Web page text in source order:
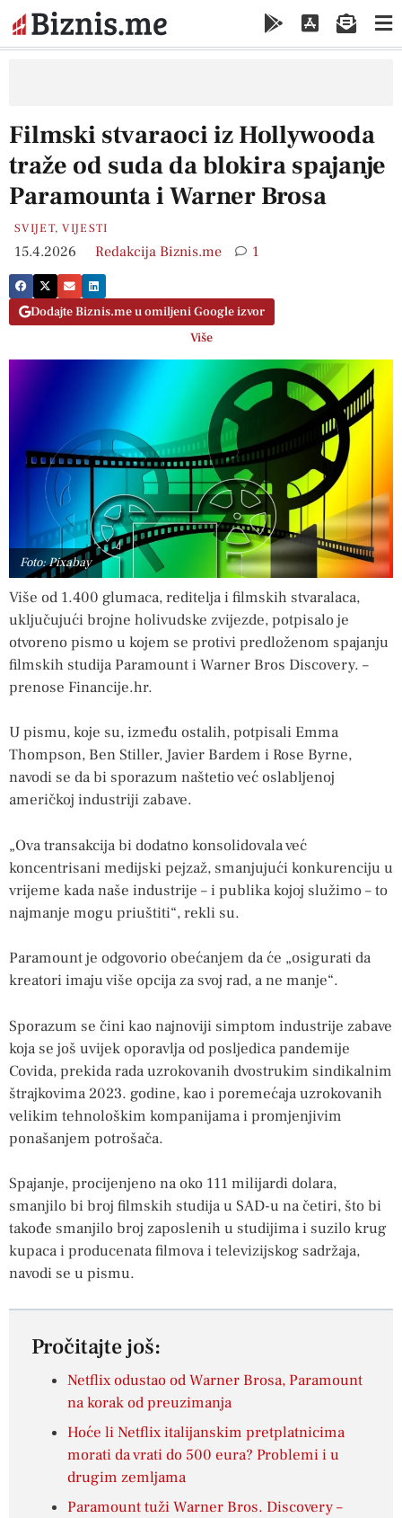
Filmski stvaraoci iz Hollywooda
traže od suda da blokira spajanje
Paramounta i Warner Brosa
SVIJET,VIJESTI
15.4.2026 Redakcija Biznis.me 1
Dodajte Biznis.me u omiljeni Google izvor
Više
Foto: Pixabay
Više od 1.400 glumaca, reditelja i filmskih stvaralaca,
uključujući brojne holivudske zvijezde, potpisalo je
otvoreno pismo u kojem se protivi predloženom spajanju
filmskih studija Paramount i Warner Bros Discovery. –
prenose Financije.hr.
U pismu, koje su, između ostalih, potpisali Emma
Thompson, Ben Stiller, Javier Bardem i Rose Byrne,
navodi se da bi sporazum naštetio već oslabljenoj
američkoj industriji zabave.
„Ova transakcija bi dodatno konsolidovala već
koncentrisani medijski pejzaž, smanjujući konkurenciju u
vrijeme kada naše industrije – i publika kojoj služimo – to
najmanje mogu priuštiti“, rekli su.
Paramount je odgovorio obećanjem da će „osigurati da
kreatori imaju više opcija za svoj rad, a ne manje“.
Sporazum se čini kao najnoviji simptom industrije zabave
koja se još uvijek oporavlja od posljedica pandemije
Covida, prekida rada uzrokovanih dvostrukim sindikalnim
štrajkovima 2023. godine, kao i poremećaja uzrokovanih
velikim tehnološkim kompanijama i promjenjivim
ponašanjem potrošača.
Spajanje, procijenjeno na oko 111 milijardi dolara,
smanjilo bi broj filmskih studija u SAD-u na četiri, što bi
takođe smanjilo broj zaposlenih u studijima i suzilo krug
kupaca i producenata filmova i televizijskog sadržaja,
navodi se u pismu.
Pročitajte još:
Netflix odustao od Warner Brosa, Paramount
na korak od preuzimanja
Hoće li Netflix italijanskim pretplatnicima
morati da vrati do 500 eura? Problemi i u
drugim zemljama
Paramount tuži Warner Bros. Discovery –